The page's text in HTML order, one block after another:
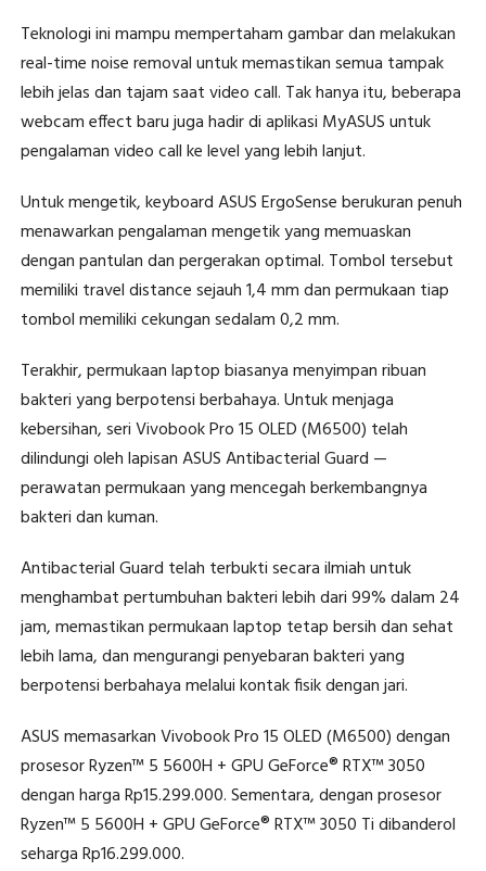
Teknologi ini mampu mempertaham gambar dan melakukan
real-time noise removal untuk memastikan semua tampak
lebih jelas dan tajam saat video call. Tak hanya itu, beberapa
webcam effect baru juga hadir di aplikasi MyASUS untuk
pengalaman video call ke level yang lebih lanjut.
Untuk mengetik, keyboard ASUS ErgoSense berukuran penuh
menawarkan pengalaman mengetik yang memuaskan
dengan pantulan dan pergerakan optimal. Tombol tersebut
memiliki travel distance sejauh 1,4 mm dan permukaan tiap
tombol memiliki cekungan sedalam 0,2 mm.
Terakhir, permukaan laptop biasanya menyimpan ribuan
bakteri yang berpotensi berbahaya. Untuk menjaga
kebersihan, seri Vivobook Pro 15 OLED (M6500) telah
dilindungi oleh lapisan ASUS Antibacterial Guard —
perawatan permukaan yang mencegah berkembangnya
bakteri dan kuman.
Antibacterial Guard telah terbukti secara ilmiah untuk
menghambat pertumbuhan bakteri lebih dari 99% dalam 24
jam, memastikan permukaan laptop tetap bersih dan sehat
lebih lama, dan mengurangi penyebaran bakteri yang
berpotensi berbahaya melalui kontak fisik dengan jari.
ASUS memasarkan Vivobook Pro 15 OLED (M6500) dengan
prosesor Ryzen™ 5 5600H + GPU GeForce® RTX™ 3050
dengan harga Rp15.299.000. Sementara, dengan prosesor
Ryzen™ 5 5600H + GPU GeForce® RTX™ 3050 Ti dibanderol
seharga Rp16.299.000.